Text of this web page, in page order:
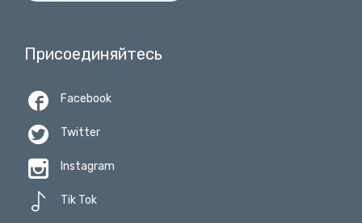
Присоединяйтесь
 Facebook
 Twitter
 Instagram
 Tik Tok